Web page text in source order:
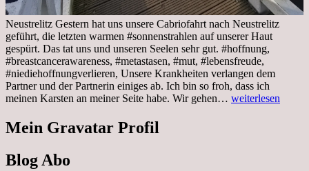
Neustrelitz Gestern hat uns unsere Cabriofahrt nach Neustrelitz
geführt, die letzten warmen #sonnenstrahlen auf unserer Haut
gespürt. Das tat uns und unseren Seelen sehr gut. #hoffnung,
#breastcancerawareness, #metastasen, #mut, #lebensfreude,
#niediehoffnungverlieren, Unsere Krankheiten verlangen dem
Partner und der Partnerin einiges ab. Ich bin so froh, dass ich
meinen Karsten an meiner Seite habe. Wir gehen… Sonnabend,
weiterlesen
Mein Gravatar Profil
Blog Abo